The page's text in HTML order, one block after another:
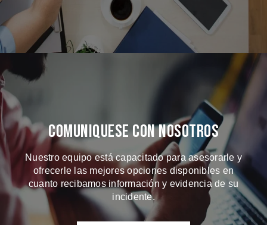
Comuniquese Con Nosotros
Nuestro equipo está capacitado para asesorarle y
ofrecerle las mejores opciones disponibles en
cuanto recibamos información y evidencia de su
incidente.